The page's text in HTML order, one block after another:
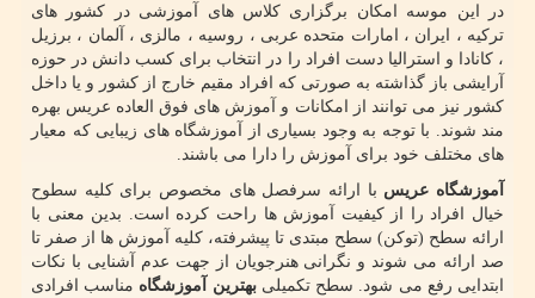
در این موسه امکان برگزاری کلاس های آموزشی در کشور های
ترکیه ، ایران ، امارات متحده عربی ، روسیه ، مالزی ، آلمان ، برزیل
، کانادا و استرالیا دست افراد را در انتخاب برای کسب دانش در حوزه
آرایشی باز گذاشته به صورتی که افراد مقیم خارج از کشور و یا داخل
کشور نیز می توانند از امکانات و آموزش های فوق العاده عریس بهره
مند شوند. با توجه به وجود بسیاری از آموزشگاه های زیبایی که معیار
های مختلف خود برای آموزش را دارا می باشند.
آموزشگاه عریس با ارائه سرفصل های مخصوص برای کلیه سطوح
خیال افراد را از کیفیت آموزش ها راحت کرده است. بدین معنی با
ارائه سطح (توکن) سطح مبتدی تا پیشرفته، کلیه آموزش ها از صفر تا
صد ارائه می شوند و نگرانی هنرجویان از جهت عدم آشنایی با نکات
ابتدایی رفع می شود. سطح تکمیلیبهترین آموزشگاه مناسب افرادی